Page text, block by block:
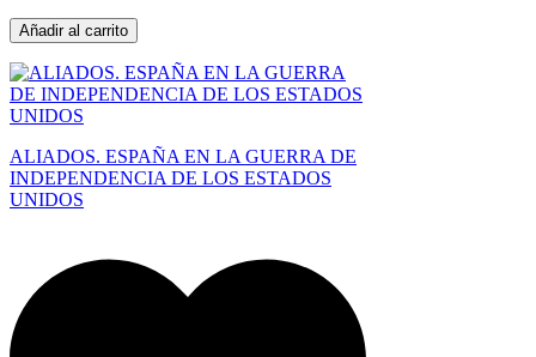
Añadir al carrito
ALIADOS. ESPAÑA EN LA GUERRA DE
INDEPENDENCIA DE LOS ESTADOS
UNIDOS